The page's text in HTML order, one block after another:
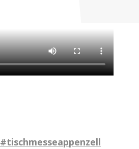
#tischmesseappenzell